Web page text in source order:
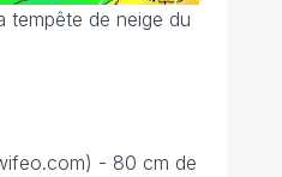
tempête de neige du
- 80 cm de